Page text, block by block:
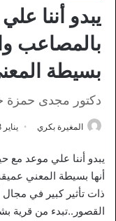
يبدو أننا
بالمصاعب
بسيطة
دكتور مجدى حمزة
المغيرة بكري يناير 8, 2026
يبدو أننا علي موعد مع
أنها بسيطة المعني
ذات تأثير كبير في مجال
القصور..تبدء من قرية